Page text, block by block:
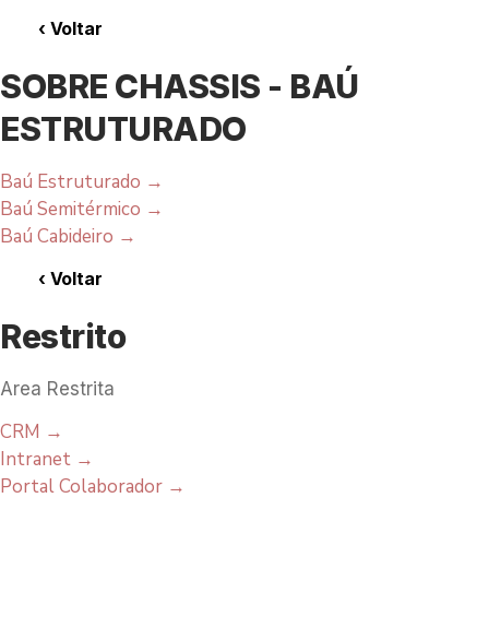
‹ Voltar
SOBRE CHASSIS - BAÚ
ESTRUTURADO
Baú Estruturado →
Baú Semitérmico →
Baú Cabideiro →
‹ Voltar
Restrito
Area Restrita
CRM →
Intranet →
Portal Colaborador →